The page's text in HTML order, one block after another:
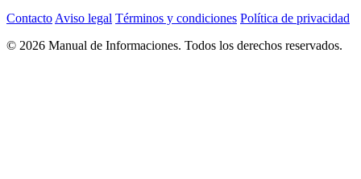
Contacto Aviso legal Términos y condiciones Política de privacidad
© 2026 Manual de Informaciones. Todos los derechos reservados.